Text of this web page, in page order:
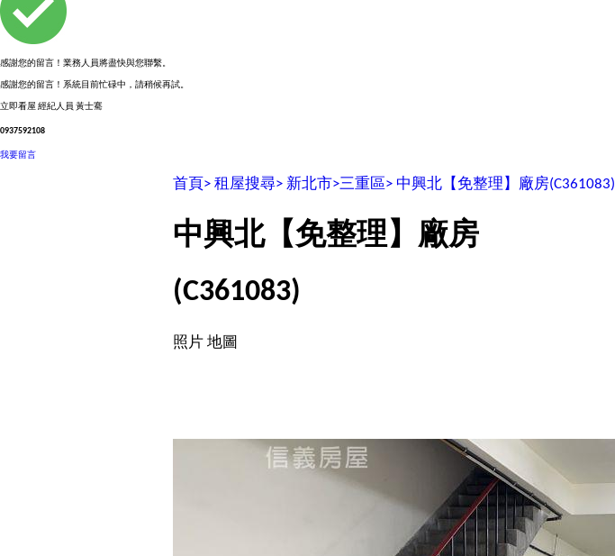
感謝您的留言！業務人員將盡快與您聯繫。
感謝您的留言！系統目前忙碌中，請稍候再試。
立即看屋經紀人員黃士騫
0937592108
我要留言
首頁> 租屋搜尋> 新北市>三重區> 中興北【免整理】廠房(C361083)
中興北【免整理】廠房
(C361083)
照片 地圖